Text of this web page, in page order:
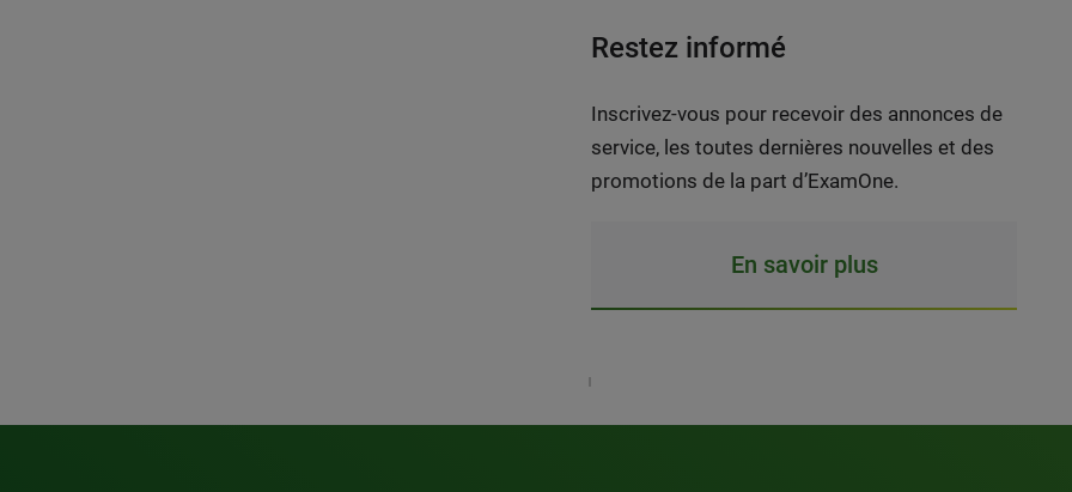
Restez informé
Inscrivez-vous pour recevoir des annonces de
service, les toutes dernières nouvelles et des
promotions de la part d’ExamOne.
En savoir plus